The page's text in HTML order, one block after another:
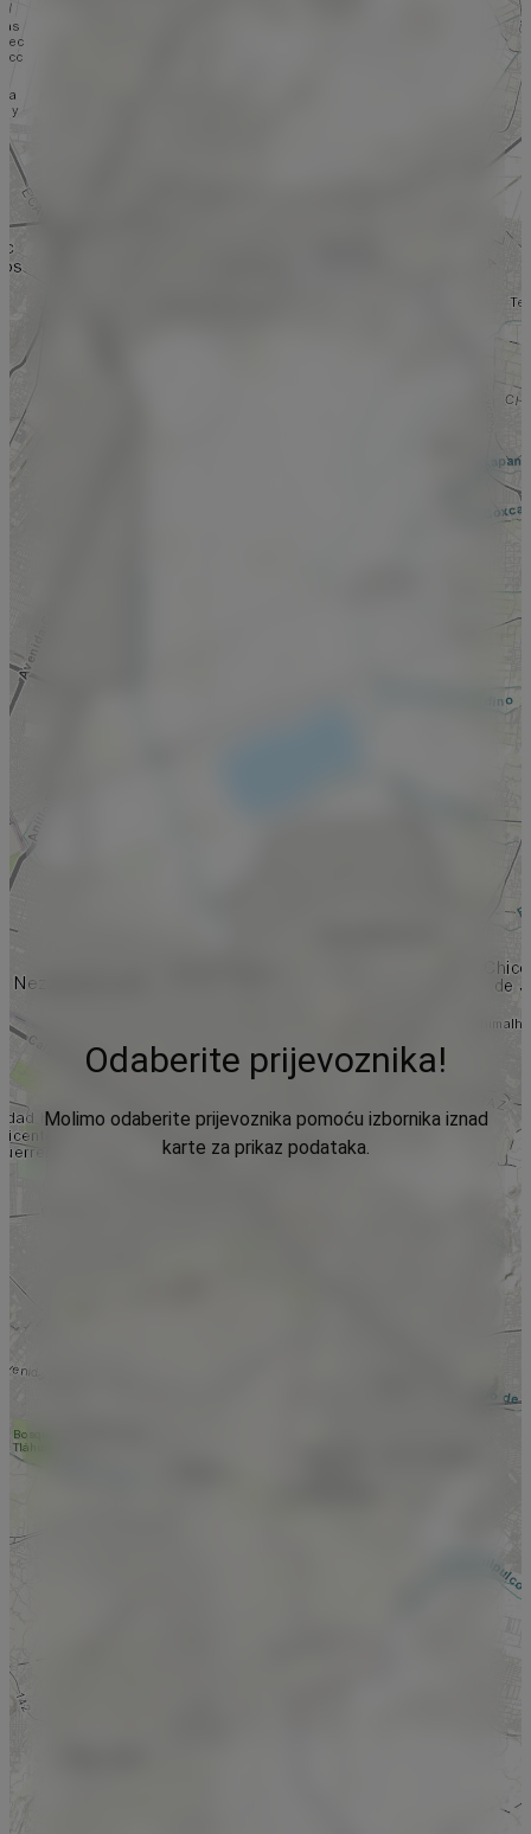
Odaberite prijevoznika!
Molimo odaberite prijevoznika pomoću izbornika iznad
karte za prikaz podataka.